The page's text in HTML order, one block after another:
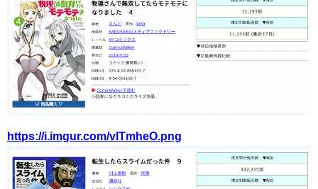
https://i.imgur.com/vlTmheO.png